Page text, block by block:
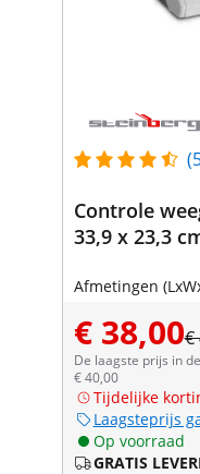
Controle
33,9 x 23,3
Afmetingen
€ 38,00€
De laagste prijs in
€ 40,00
Tijdelijke
Laagsteprijs
Op voorraad
GRATIS